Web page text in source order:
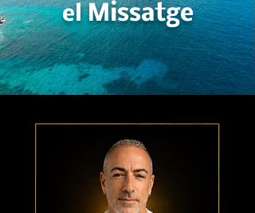
el Missatge